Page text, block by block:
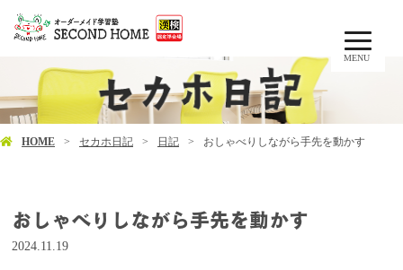
MENU
HOME セカホ日記 日記 おしゃべりしながら手先を動かす
おしゃべりしながら手先を動かす
2024.11.19